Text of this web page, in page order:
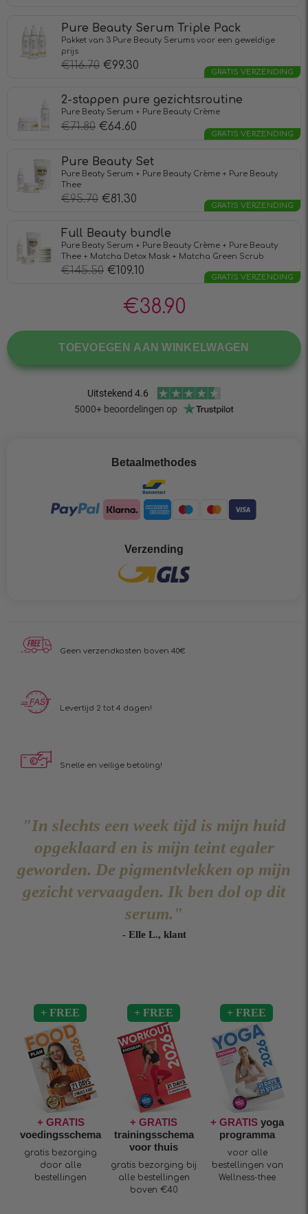
Pure Beauty Serum Triple Pack
Pakket van 3 Pure Beauty Serums voor een geweldige
prijs
€116.70 €99.30
GRATIS VERZENDING
2-stappen pure gezichtsroutine
Pure Beaty Serum + Pure Beauty Crème
€71.80 €64.60
GRATIS VERZENDING
Pure Beauty Set
Pure Beaty Serum + Pure Beauty Crème + Pure Beauty
Thee
€95.70 €81.30
GRATIS VERZENDING
Full Beauty bundle
Pure Beaty Serum + Pure Beauty Crème + Pure Beauty
Thee + Matcha Detox Mask + Matcha Green Scrub
€145.50 €109.10
GRATIS VERZENDING
€38.90
TOEVOEGEN AAN WINKELWAGEN
Betaalmethodes
Verzending
Geen verzendkosten boven 40€
Levertijd 2 tot 4 dagen!
Snelle en veilige betaling!
"In slechts een week tijd is mijn huid
opgeklaard en is mijn teint egaler
geworden. De pigmentvlekken op mijn
gezicht vervaagden. Ik ben dol op dit
serum."
- Elle L., klant
+ GRATIS
voedingsschema
gratis bezorging
door alle
bestellingen
+ GRATIS
trainingsschema
voor thuis
gratis bezorging bij
alle bestellingen
boven €40
+ GRATISyoga
programma
voor alle
bestellingen van
Wellness-thee